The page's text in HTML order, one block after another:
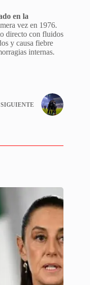
en la
vez en 1976.
directo con fluidos
y causa fiebre
internas.
SIGUIENTE